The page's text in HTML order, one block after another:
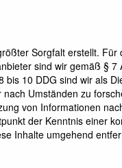
Sorgfalt erstellt.
sind wir gemäß §
bis 10 DDG sind wir als
Umständen zu
von Informationen
der Kenntnis einer
Inhalte umgehend